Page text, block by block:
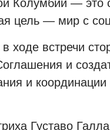
Колумбии — это
цель — мир с
ходе встречи
и
и
Густаво